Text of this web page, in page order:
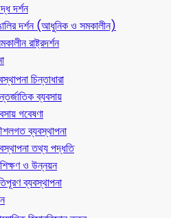
দর্শন
দর্শন (আধুনিক ও সমকালীন)
রাষ্ট্রদর্শন
চিন্তাধারা
ব্যবসায়
গবেষণা
ব্যবস্থাপনা
তথ্য পদ্ধতি
ও উন্নয়ন
ব্যবস্থাপনা